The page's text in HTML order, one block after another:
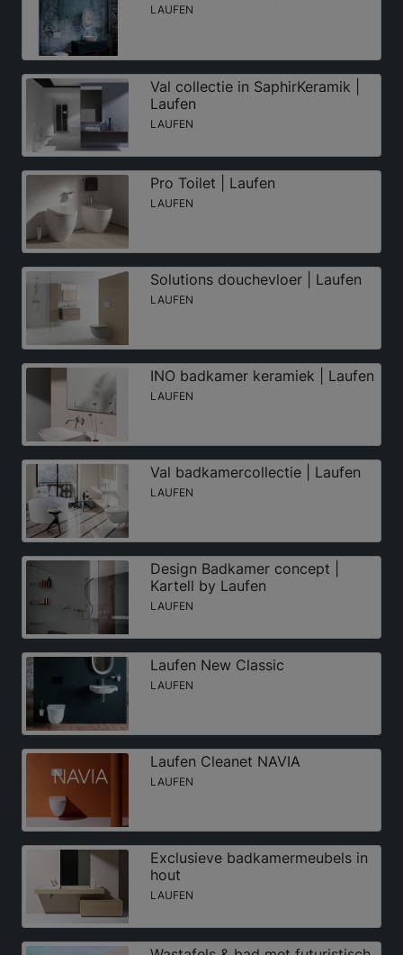
LAUFEN
Val collectie in SaphirKeramik |
Laufen
LAUFEN
Pro Toilet | Laufen
LAUFEN
Solutions douchevloer | Laufen
LAUFEN
INO badkamer keramiek | Laufen
LAUFEN
Val badkamercollectie | Laufen
LAUFEN
Design Badkamer concept |
Kartell by Laufen
LAUFEN
Laufen New Classic
LAUFEN
Laufen Cleanet NAVIA
LAUFEN
Exclusieve badkamermeubels in
hout
LAUFEN